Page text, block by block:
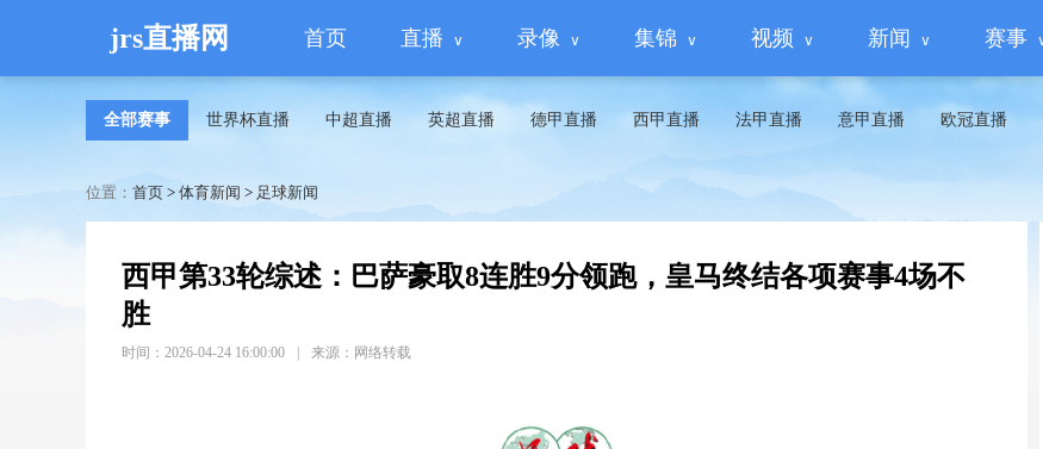
jrs直播网 首页 直播 录像 集锦 视频 新闻 赛事
全部赛事 世界杯直播 中超直播 英超直播 德甲直播 西甲直播 法甲直播 意甲直播 欧冠直播
位置： 首页 > 体育新闻 > 足球新闻
西甲第33轮综述：巴萨豪取8连胜9分领跑，皇马终结各项赛事4场不
胜
时间：2026-04-24 16:00:00 来源：网络转载